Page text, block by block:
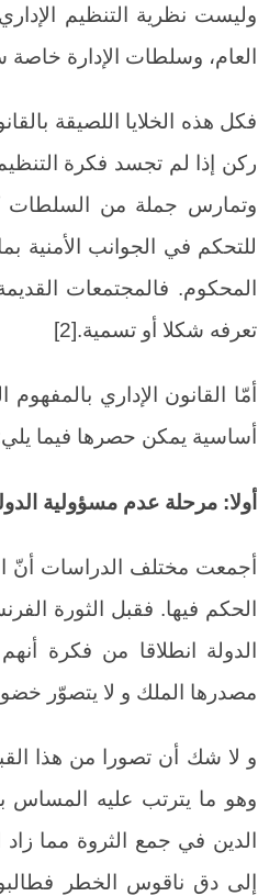
وليست نظرية التنظيم
العام، وسلطات الإدارة
فكل هذه الخلايا اللصيقة
ركن إذا لم تجسد فكرة
وتمارس جملة من السلطات
للتحكم في الجوانب الأمنية
المحكوم. فالمجتمعات
تعرفه شكلا أو تسمية.[2]
أمّا القانون الإداري
أساسية يمكن حصرها فيما
أولا: مرحلة عدم مسؤولية
أجمعت مختلف الدراسات أنّ
الدولة انطلاقا من فكرة
مصدرها الملك و لا يتصوّر
و لا شك أن تصورا من هذا
وهو ما يترتب عليه المساس
الدين في جمع الثروة مما
إلى دق ناقوس الخطر